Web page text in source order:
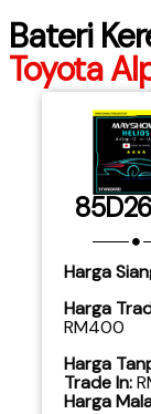
Bateri
Toyota
Harga
Harga
RM400
Harga
Trade In:
Harga